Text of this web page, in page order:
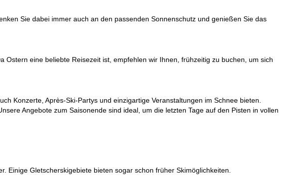
Sie dabei immer auch an den passenden Sonnenschutz und genießen Sie das
Ostern eine beliebte Reisezeit ist, empfehlen wir Ihnen, frühzeitig zu buchen, um sich
Konzerte, Après-Ski-Partys und einzigartige Veranstaltungen im Schnee bieten.
Angebote zum Saisonende sind ideal, um die letzten Tage auf den Pisten in vollen
Einige Gletscherskigebiete bieten sogar schon früher Skimöglichkeiten.